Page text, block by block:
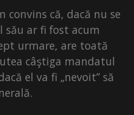
convins că, dacă nu se
său ar fi fost acum
urmare, are toată
câştiga mandatul
el va fi „nevoit” să